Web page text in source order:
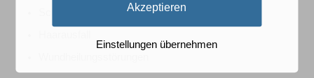
Schwächung der Immunabwehr
Akzeptieren
Einstellungen übernehmen